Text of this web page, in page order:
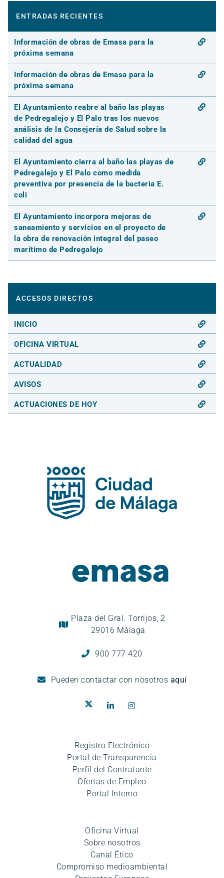
ENTRADAS RECIENTES
Información de obras de Emasa para la
próxima semana
Información de obras de Emasa para la
próxima semana
El Ayuntamiento reabre al baño las playas
de Pedregalejo y El Palo tras los nuevos
análisis de la Consejería de Salud sobre la
calidad del agua
El Ayuntamiento cierra al baño las playas de
Pedregalejo y El Palo como medida
preventiva por presencia de la bacteria E.
coli
El Ayuntamiento incorpora mejoras de
saneamiento y servicios en el proyecto de
la obra de renovación integral del paseo
marítimo de Pedregalejo
ACCESOS DIRECTOS
INICIO
OFICINA VIRTUAL
ACTUALIDAD
AVISOS
ACTUACIONES DE HOY
Plaza del Gral. Torrijos, 2
29016 Málaga
900 777 420
Pueden contactar con nosotros aquí
Registro Electrónico
Portal de Transparencia
Perfil del Contratante
Ofertas de Empleo
Portal Interno
Oficina Virtual
Sobre nosotros
Canal Ético
Compromiso medioambiental